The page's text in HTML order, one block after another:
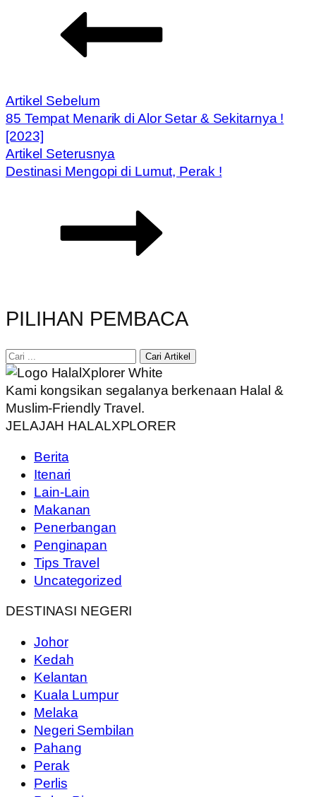
Artikel Sebelum
85 Tempat Menarik di Alor Setar & Sekitarnya !
[2023]
Artikel Seterusnya
Destinasi Mengopi di Lumut, Perak !
PILIHAN PEMBACA
Cari Artikel
Kami kongsikan segalanya berkenaan Halal &
Muslim-Friendly Travel.
JELAJAH HALALXPLORER
Berita
Itenari
Lain-Lain
Makanan
Penerbangan
Penginapan
Tips Travel
Uncategorized
DESTINASI NEGERI
Johor
Kedah
Kelantan
Kuala Lumpur
Melaka
Negeri Sembilan
Pahang
Perak
Perlis